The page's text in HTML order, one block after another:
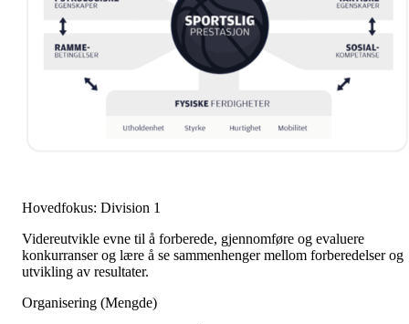
Hovedfokus: Division 1
Videreutvikle evne til å forberede, gjennomføre og evaluere
konkurranser og lære å se sammenhenger mellom forberedelser og
utvikling av resultater.
Organisering (Mengde)